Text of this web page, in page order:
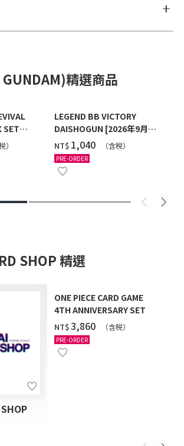
精選商品
SET
[2027
）
LEGEND BB VICTORY
DAISHOGUN [2026年9月發
送]
NT$ ‌1,040 （含税）
PRE-ORDER
SHOP 精選
ONE PIECE CARD GAME
4TH ANNIVERSARY SET
NT$‌3,860 （含税）
PRE-ORDER